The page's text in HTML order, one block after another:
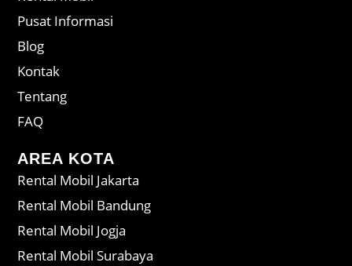
Pusat Informasi
Blog
Kontak
Tentang
FAQ
AREA KOTA
Rental Mobil Jakarta
Rental Mobil Bandung
Rental Mobil Jogja
Rental Mobil Surabaya